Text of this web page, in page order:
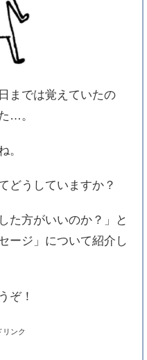
までは覚えていたの
…。
。
どうしていますか？
た方がいいのか？」と
ージ」について紹介し
ぞ！
リンク